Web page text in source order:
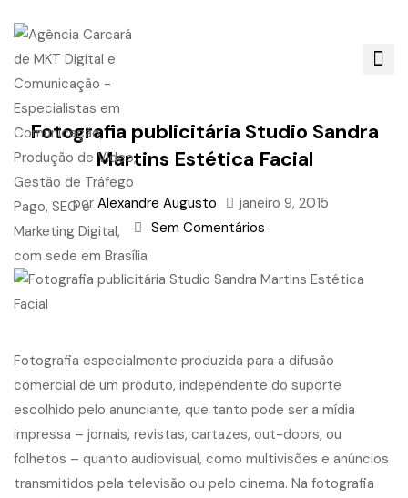
Fotografia publicitária Studio Sandra
Martins Estética Facial
por Alexandre Augusto
janeiro 9, 2015
Sem Comentários
Fotografia especialmente produzida para a difusão
comercial de um produto, independente do suporte
escolhido pelo anunciante, que tanto pode ser a mídia
impressa – jornais, revistas, cartazes, out-doors, ou
folhetos – quanto audiovisual, como multivisões e anúncios
transmitidos pela televisão ou pelo cinema. Na fotografia